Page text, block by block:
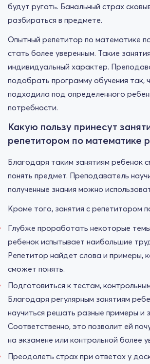
будут ругать. Банальный страх
разбираться в предмете.
Опытный репетитор по математике
стать более уверенным. Такие
индивидуальный характер.
подобрать программу обучения так,
подходила под определенного
потребности.
Какую пользу принесут
репетитором по математике
Благодаря таким занятиям ребенок
понять предмет. Преподаватель
полученные знания можно
Кроме того, занятия с репетитором
Глубже проработать некоторые
ребенок испытывает наибольшие
Репетитор найдет слова и примеры,
сможет понять.
Подготовиться к тестам,
Благодаря регулярным занятиям
научиться решать разные примеры и
Соответственно, это позволит ей
на экзамене или контрольной более
Преодолеть страх при ответах у